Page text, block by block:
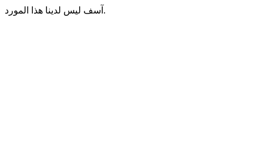
آسف ليس لدينا هذا المورد.